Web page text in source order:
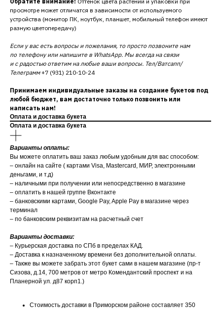
просмотре может отличатся в зависимости от используемого
устройства (монитор ПК, ноутбук, планшет, мобильный телефон имеют
разную цветопередачу)
Если у вас есть вопросы и пожелания, то просто позвоните нам
по телефону или напишите в WhatsApp. Мы всегда на связи
и с радостью ответим на любые ваши вопросы. Тел/Ватсапп/
Телеграмм+7 (931) 210-10-24
Принимаем индивидуальные заказы на создание букетов под
любой бюджет, вам достаточно только позвонить или
написать нам!
Оплата и доставка букета
Оплата и доставка букета
Варианты оплаты:
Вы можете оплатить ваш заказ любым удобным для вас способом:
– онлайн на сайте ( картами Visa, Mastercard, МИР, электронными
деньгами, и т.д)
– наличными при получении или непосредственно в магазине
– оплатить в нашей группе Вконтакте
– банковскими картами, Google Pay, Apple Pay в магазине через
терминал
– по банковским реквизитам на расчетный счет
Варианты доставки:
– Курьерская доставка по СПб в пределах КАД.
– Доставка к назначенному времени без дополнительной оплаты.
– Также вы можете забрать этот букет сами в нашем магазине (пр-т
Сизова, д.14, 700 метров от метро Комендантский проспект и на
Планерной ул. д87 корп1.)
Стоимость доставки в Приморском районе составляет 350